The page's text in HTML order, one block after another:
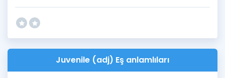
Juvenile (adj) Eş anlamlıları